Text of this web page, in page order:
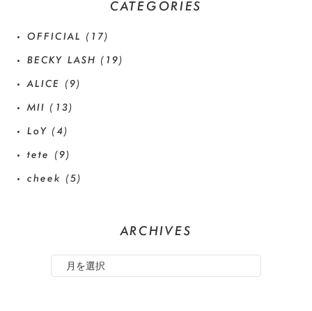
CATEGORIES
OFFICIAL (17)
BECKY LASH (19)
ALICE (9)
MII (13)
LoY (4)
tete (9)
cheek (5)
ARCHIVES